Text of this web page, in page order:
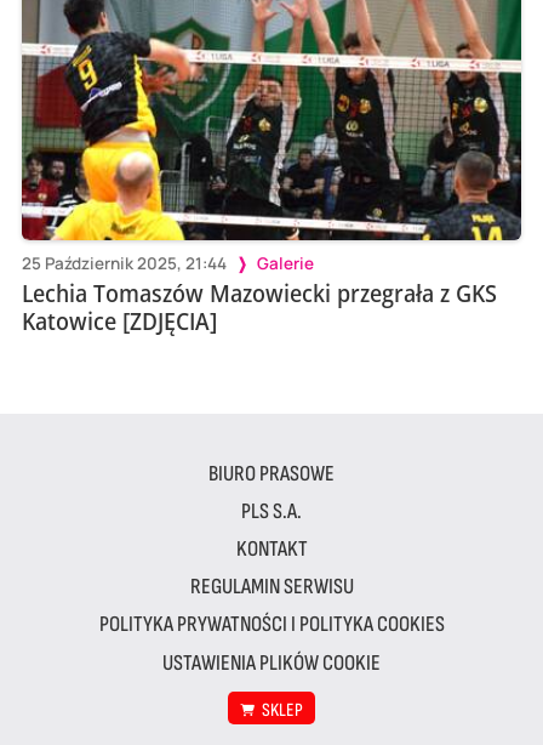
25 Październik 2025, 21:44 Galerie
Lechia Tomaszów Mazowiecki przegrała z GKS
Katowice [ZDJĘCIA]
BIURO PRASOWE
PLS S.A.
KONTAKT
REGULAMIN SERWISU
POLITYKA PRYWATNOŚCI I POLITYKA COOKIES
USTAWIENIA PLIKÓW COOKIE
SKLEP